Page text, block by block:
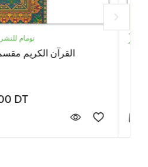
دار بيرم
القران الكريم
1.50